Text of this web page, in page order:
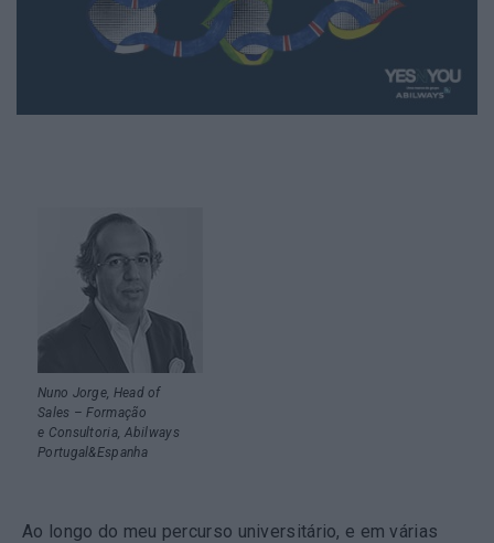
Nuno Jorge, Head of
Sales – Formação
e Consultoria, Abilways
Portugal&Espanha
Ao longo do meu percurso universitário, e em várias